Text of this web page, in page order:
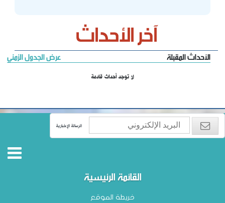
آخر الأحداث
الأحداث المقبلة عرض الجدول الزمني
لا توجد أحداث قادمة
الرسالة الإخبارية
القائمة الرئيسية
خريطة الموقع